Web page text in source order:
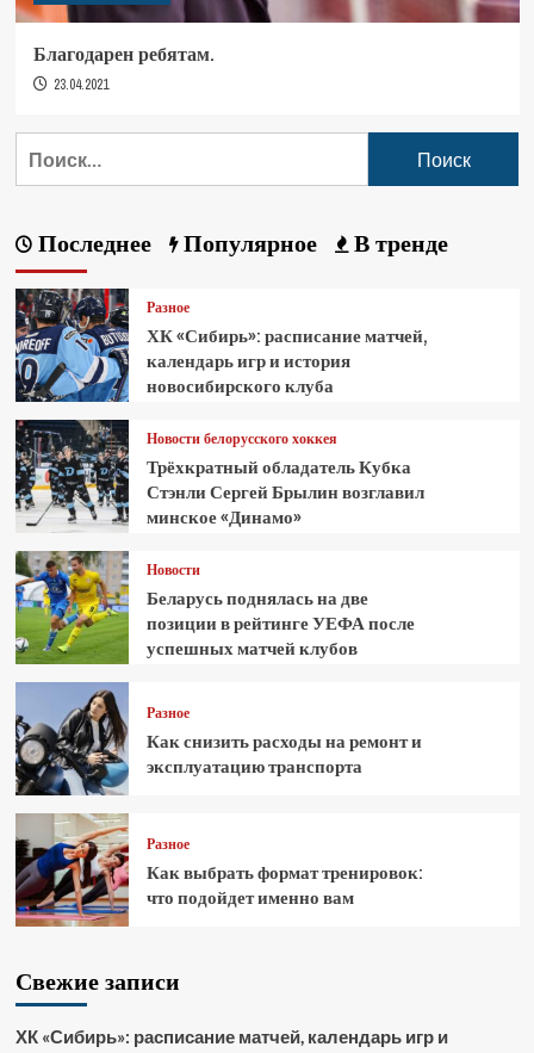
Благодарен ребятам.
23.04.2021
Последнее Популярное В тренде
Разное
ХК «Сибирь»: расписание матчей,
календарь игр и история
новосибирского клуба
Новости белорусского хоккея
Трёхкратный обладатель Кубка
Стэнли Сергей Брылин возглавил
минское «Динамо»
Новости
Беларусь поднялась на две
позиции в рейтинге УЕФА после
успешных матчей клубов
Разное
Как снизить расходы на ремонт и
эксплуатацию транспорта
Разное
Как выбрать формат тренировок:
что подойдет именно вам
Свежие записи
ХК «Сибирь»: расписание матчей, календарь игр и